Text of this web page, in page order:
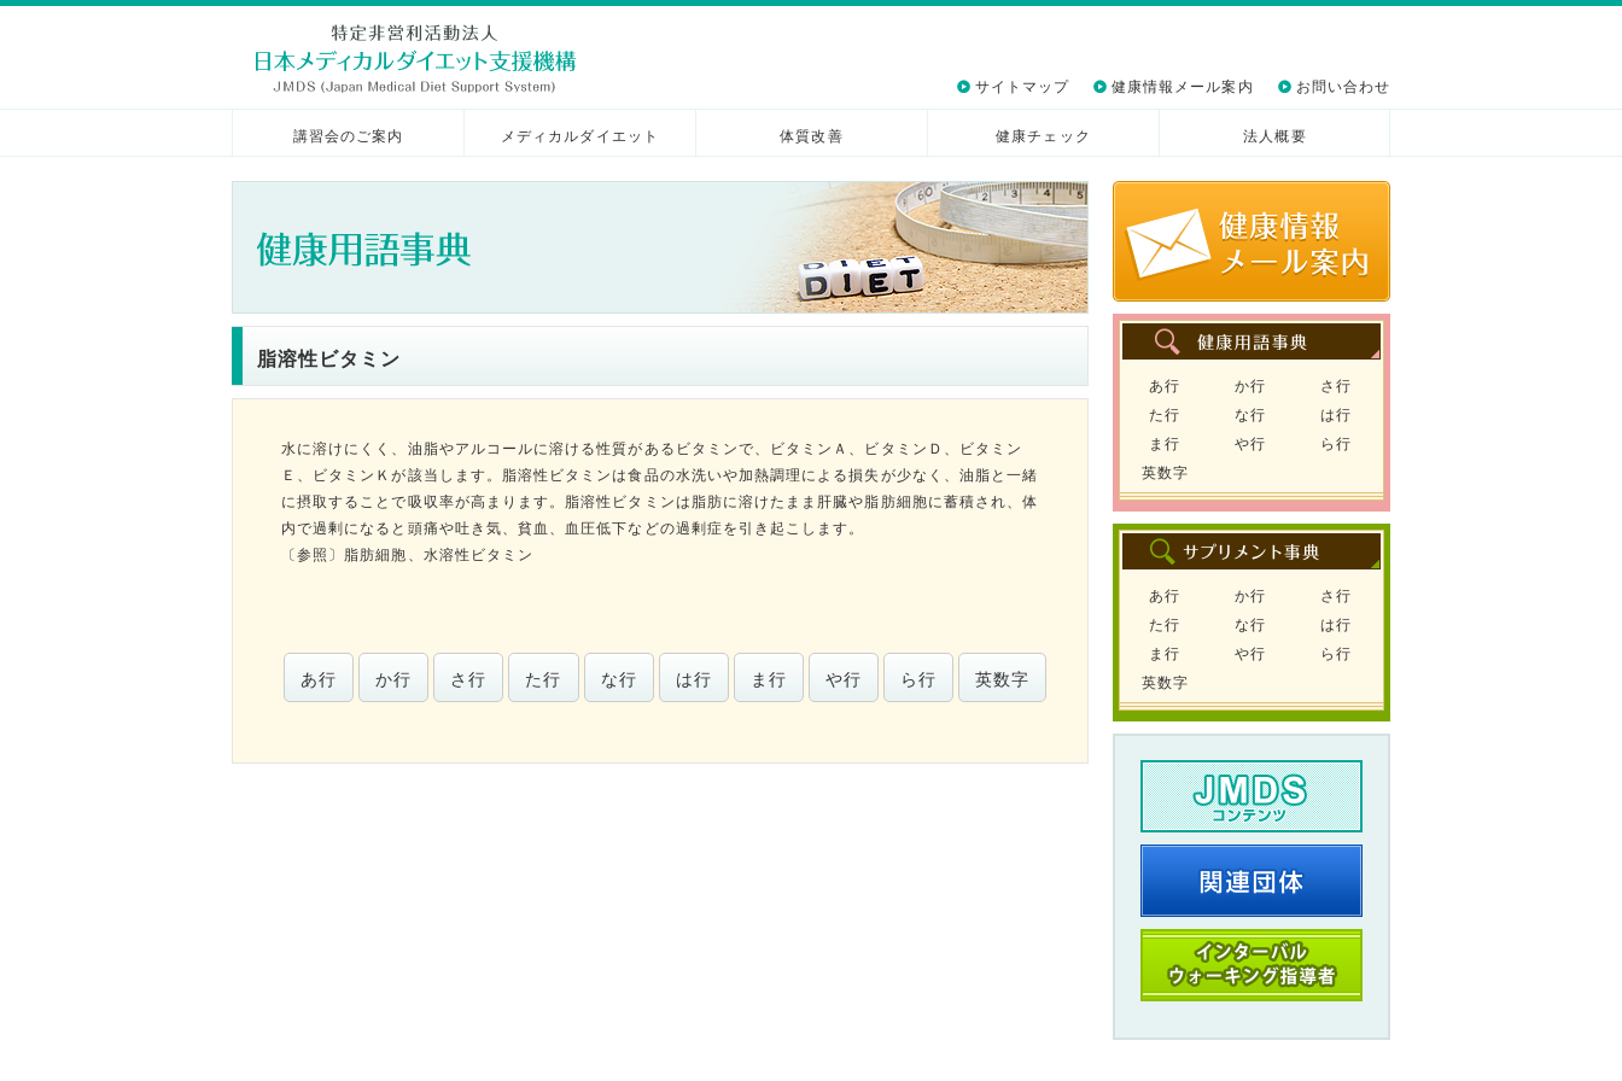
サイトマップ 健康情報メール案内 お問い合わせ
講習会のご案内 メディカルダイエット 体質改善 健康チェック 法人概要
脂溶性ビタミン
水に溶けにくく、油脂やアルコールに溶ける性質があるビタミンで、ビタミンＡ、ビタミンＤ、ビタミン
Ｅ、ビタミンＫが該当します。脂溶性ビタミンは食品の水洗いや加熱調理による損失が少なく、油脂と一緒
に摂取することで吸収率が高まります。脂溶性ビタミンは脂肪に溶けたまま肝臓や脂肪細胞に蓄積され、体
内で過剰になると頭痛や吐き気、貧血、血圧低下などの過剰症を引き起こします。
〔参照〕 脂肪細胞、 水溶性ビタミン
あ行 か行 さ行 た行 な行 は行 ま行 や行 ら行 英数字
あ行 か行
さ行
た行
な行
は行
ま行
や行
ら行
英数字
あ行 か行
さ行
た行
な行
は行
ま行
や行
ら行
英数字